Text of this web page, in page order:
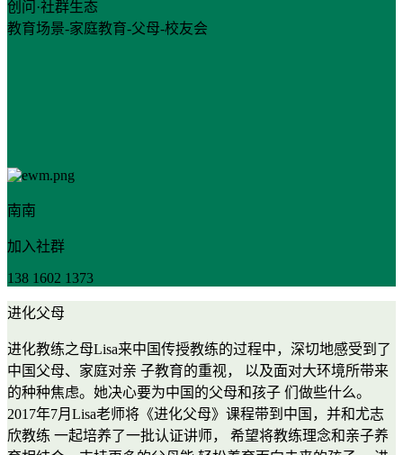
创问·社群生态
教育场景-家庭教育-父母-校友会
南南
加入社群
138 1602 1373
进化父母
进化教练之母Lisa来中国传授教练的过程中，深切地感受到了
中国父母、家庭对亲 子教育的重视， 以及面对大环境所带来
的种种焦虑。她决心要为中国的父母和孩子 们做些什么。
2017年7月Lisa老师将《进化父母》课程带到中国，并和尤志
欣教练 一起培养了一批认证讲师， 希望将教练理念和亲子养